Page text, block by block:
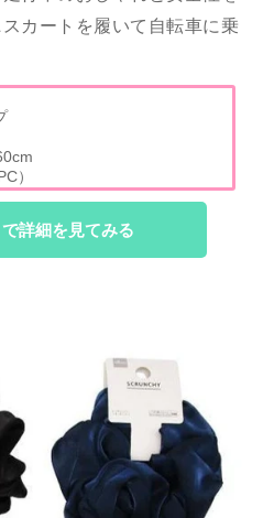
カートを履いて自転車に乗
）
詳細を見てみる